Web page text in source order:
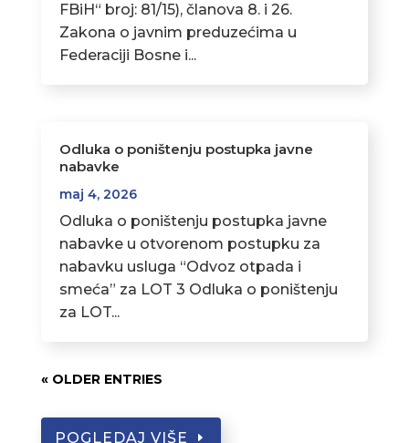
FBiH“ broj: 81/15), članova 8. i 26.
Zakona o javnim preduzećima u
Federaciji Bosne i...
Odluka o poništenju postupka javne
nabavke
maj 4, 2026
Odluka o poništenju postupka javne
nabavke u otvorenom postupku za
nabavku usluga “Odvoz otpada i
smeća” za LOT 3 Odluka o poništenju
za LOT...
« OLDER ENTRIES
POGLEDAJ VIŠE